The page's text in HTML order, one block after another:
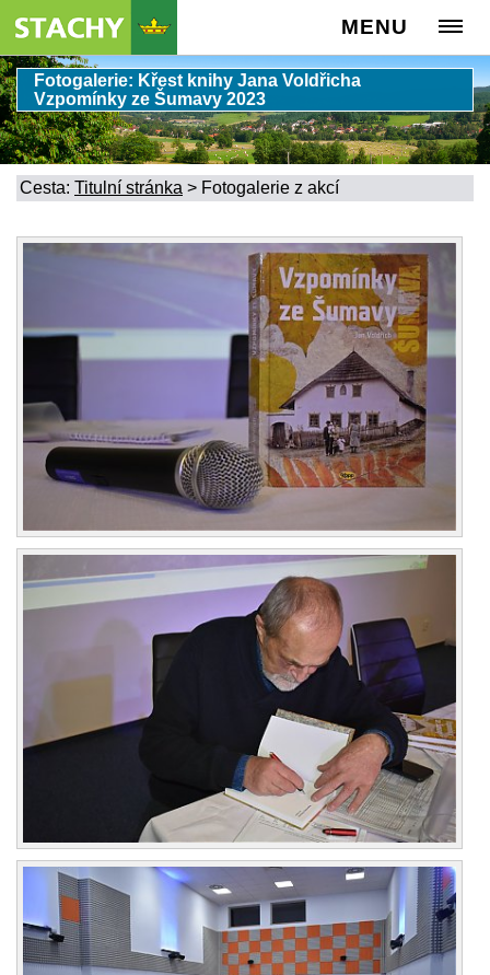
MENU
Fotogalerie: Křest knihy Jana Voldřicha
Vzpomínky ze Šumavy 2023
Cesta: Titulní stránka > Fotogalerie z akcí